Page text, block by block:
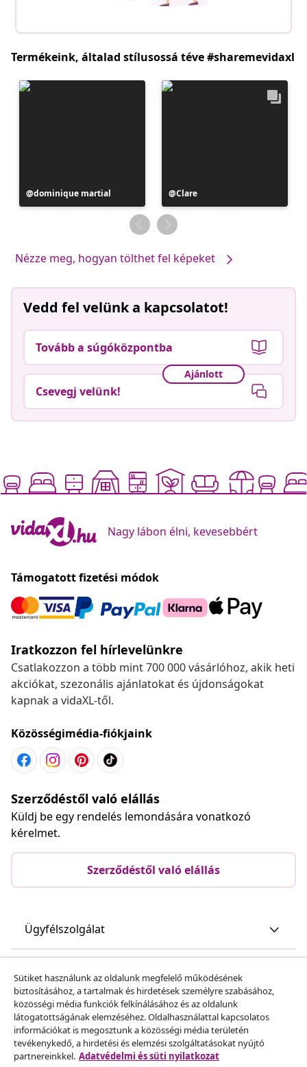
Termékeink, általad stílusossá téve #sharemevidaxl
Bejegyzés
közzétevője
dominique martial
Bejegyzés
közzétevője
Clare
Nézze meg, hogyan tölthet fel képeket
Vedd fel velünk a kapcsolatot!
Tovább a súgóközpontba
Ajánlott
Csevegj velünk!
Nagy lábon élni, kevesebbért
Támogatott fizetési módok
Iratkozzon fel hírlevelünkre
Csatlakozzon a több mint 700 000 vásárlóhoz, akik heti
akciókat, szezonális ajánlatokat és újdonságokat
kapnak a vidaXL-től.
Közösségimédia-fiókjaink
Szerződéstől való elállás
Küldj be egy rendelés lemondására vonatkozó
kérelmet.
Szerződéstől való elállás
Ügyfélszolgálat
vidaXL
Fedezz fel többet
Sütiket használunk az oldalunk megfelelő működésének
biztosításához, a tartalmak és hirdetések személyre szabásához,
közösségi média funkciók felkínálásához és az oldalunk
látogatottságának elemzéséhez. Oldalhasználattal kapcsolatos
információkat is megosztunk a közösségi média területén
tevékenykedő, a hirdetési és elemzési szolgáltatásokat nyújtó
partnereinkkel. Adatvédelmi és süti nyilatkozat